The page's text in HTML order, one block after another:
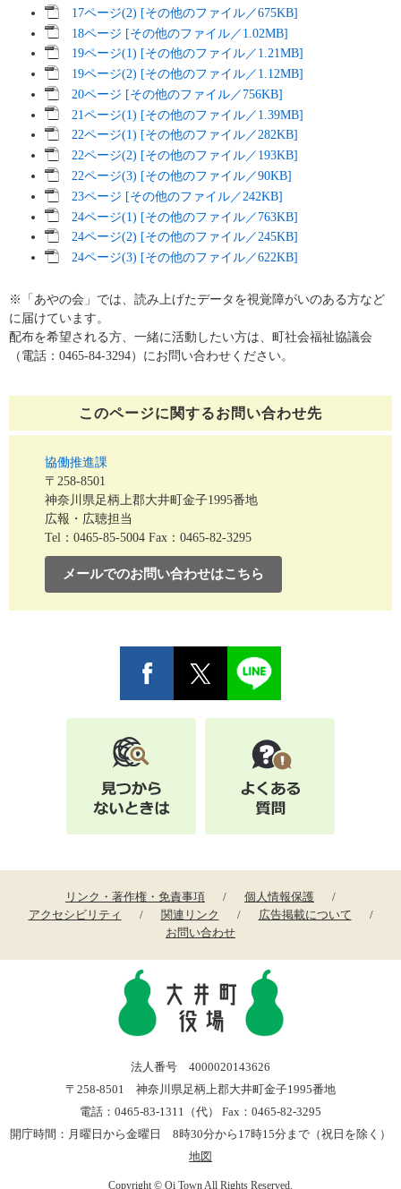
17ページ(2) [その他のファイル／675KB]
18ページ [その他のファイル／1.02MB]
19ページ(1) [その他のファイル／1.21MB]
19ページ(2) [その他のファイル／1.12MB]
20ページ [その他のファイル／756KB]
21ページ(1) [その他のファイル／1.39MB]
22ページ(1) [その他のファイル／282KB]
22ページ(2) [その他のファイル／193KB]
22ページ(3) [その他のファイル／90KB]
23ページ [その他のファイル／242KB]
24ページ(1) [その他のファイル／763KB]
24ページ(2) [その他のファイル／245KB]
24ページ(3) [その他のファイル／622KB]
※「あやの会」では、読み上げたデータを視覚障がいのある方など
に届けています。
配布を希望される方、一緒に活動したい方は、町社会福祉協議会
（電話：0465-84-3294）にお問い合わせください。
このページに関するお問い合わせ先
協働推進課
〒258-8501
神奈川県足柄上郡大井町金子1995番地
広報・広聴担当
Tel：0465-85-5004 Fax：0465-82-3295
メールでのお問い合わせはこちら
リンク・著作権・免責事項
個人情報保護
アクセシビリティ
関連リンク
広告掲載について
お問い合わせ
法人番号 4000020143626
〒258-8501 神奈川県足柄上郡大井町金子1995番地
電話：0465-83-1311（代） Fax：0465-82-3295
開庁時間：月曜日から金曜日 8時30分から17時15分まで（祝日を除く）
地図
Copyright © Oi Town All Rights Reserved.